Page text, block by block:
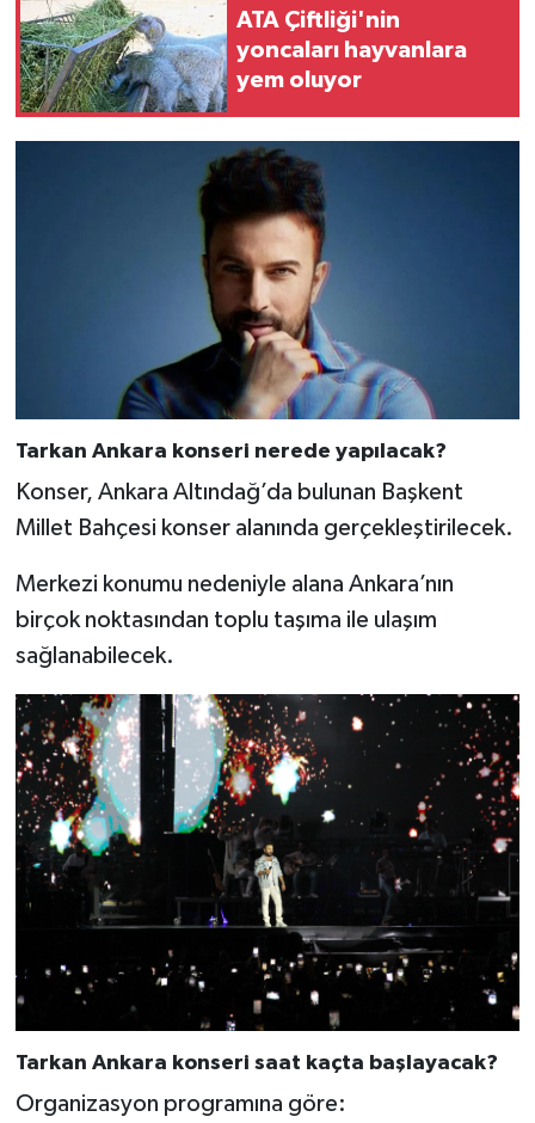
ATA Çiftliği'nin
yoncaları hayvanlara
yem oluyor
Tarkan Ankara konseri nerede yapılacak?
Konser, Ankara Altındağ’da bulunan Başkent
Millet Bahçesi konser alanında gerçekleştirilecek.
Merkezi konumu nedeniyle alana Ankara’nın
birçok noktasından toplu taşıma ile ulaşım
sağlanabilecek.
Tarkan Ankara konseri saat kaçta başlayacak?
Organizasyon programına göre: